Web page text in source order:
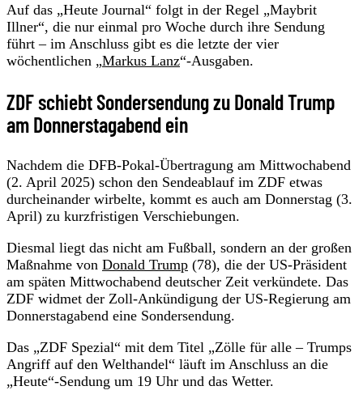
Auf das „Heute Journal“ folgt in der Regel „Maybrit
Illner“, die nur einmal pro Woche durch ihre Sendung
führt – im Anschluss gibt es die letzte der vier
wöchentlichen „Markus Lanz“-Ausgaben.
ZDF schiebt Sondersendung zu Donald Trump
am Donnerstagabend ein
Nachdem die DFB-Pokal-Übertragung am Mittwochabend
(2. April 2025) schon den Sendeablauf im ZDF etwas
durcheinander wirbelte, kommt es auch am Donnerstag (3.
April) zu kurzfristigen Verschiebungen.
Diesmal liegt das nicht am Fußball, sondern an der großen
Maßnahme von Donald Trump (78), die der US-Präsident
am späten Mittwochabend deutscher Zeit verkündete. Das
ZDF widmet der Zoll-Ankündigung der US-Regierung am
Donnerstagabend eine Sondersendung.
Das „ZDF Spezial“ mit dem Titel „Zölle für alle – Trumps
Angriff auf den Welthandel“ läuft im Anschluss an die
„Heute“-Sendung um 19 Uhr und das Wetter.